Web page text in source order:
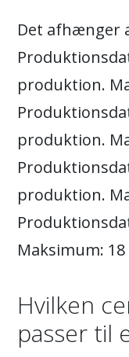
Det afhænger
produktion.
produktion.
produktion.
Maksimum:
Hvilken
passer til